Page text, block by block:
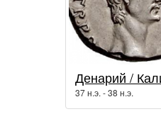
37 н.э. - 38 н.э.